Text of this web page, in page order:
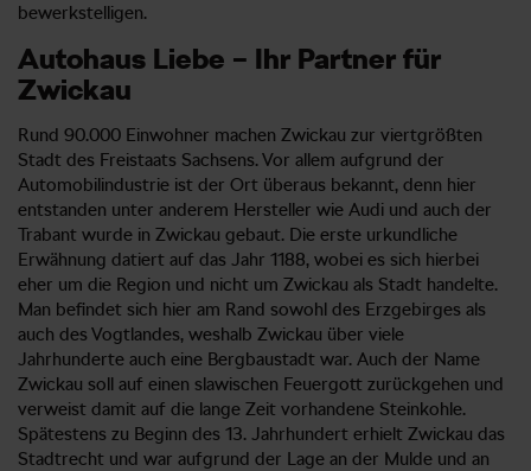
bewerkstelligen.
Autohaus Liebe – Ihr Partner für
Zwickau
Rund 90.000 Einwohner machen Zwickau zur viertgrößten
Stadt des Freistaats Sachsens. Vor allem aufgrund der
Automobilindustrie ist der Ort überaus bekannt, denn hier
entstanden unter anderem Hersteller wie Audi und auch der
Trabant wurde in Zwickau gebaut. Die erste urkundliche
Erwähnung datiert auf das Jahr 1188, wobei es sich hierbei
eher um die Region und nicht um Zwickau als Stadt handelte.
Man befindet sich hier am Rand sowohl des Erzgebirges als
auch des Vogtlandes, weshalb Zwickau über viele
Jahrhunderte auch eine Bergbaustadt war. Auch der Name
Zwickau soll auf einen slawischen Feuergott zurückgehen und
verweist damit auf die lange Zeit vorhandene Steinkohle.
Spätestens zu Beginn des 13. Jahrhundert erhielt Zwickau das
Stadtrecht und war aufgrund der Lage an der Mulde und an